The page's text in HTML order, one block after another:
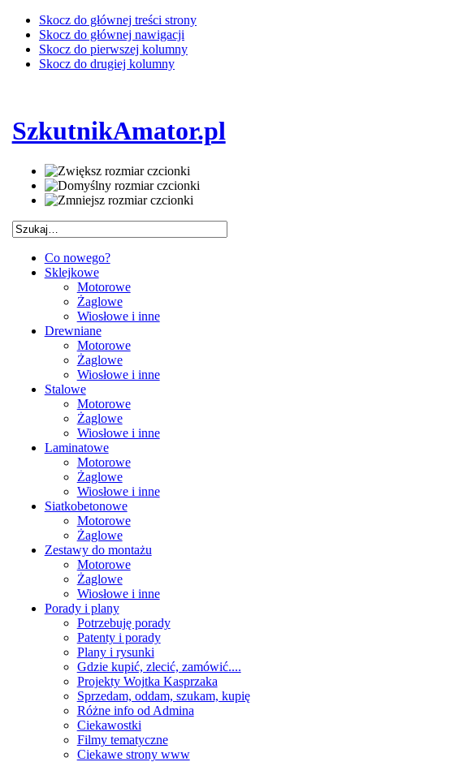
Skocz do głównej treści strony
Skocz do głównej nawigacji
Skocz do pierwszej kolumny
Skocz do drugiej kolumny
SzkutnikAmator.pl
Co nowego?
Sklejkowe
Motorowe
Żaglowe
Wiosłowe i inne
Drewniane
Motorowe
Żaglowe
Wiosłowe i inne
Stalowe
Motorowe
Żaglowe
Wiosłowe i inne
Laminatowe
Motorowe
Żaglowe
Wiosłowe i inne
Siatkobetonowe
Motorowe
Żaglowe
Zestawy do montażu
Motorowe
Żaglowe
Wiosłowe i inne
Porady i plany
Potrzebuję porady
Patenty i porady
Plany i rysunki
Gdzie kupić, zlecić, zamówić....
Projekty Wojtka Kasprzaka
Sprzedam, oddam, szukam, kupię
Różne info od Admina
Ciekawostki
Filmy tematyczne
Ciekawe strony www